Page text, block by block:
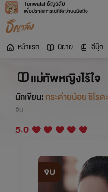
Tunwalai ธัญวลัย
เพื่อประสบการณ์ที่ดีกว่าบนมือถือ
หน้าแรก นิยาย อีบุ๊ก
แม่ทัพหญิงไร้ใจ
นักเขียน:กระต่ายน้อย ชิโรตะ
จีน
5.0
จบ